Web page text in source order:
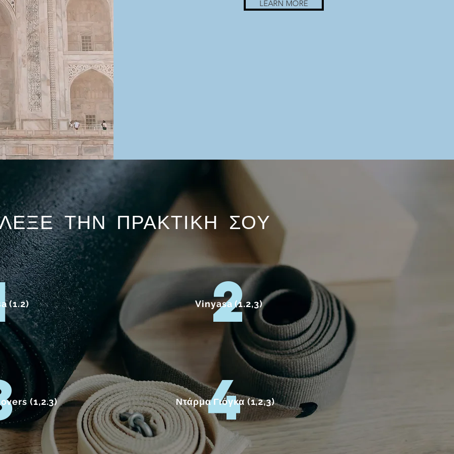
LEARN MORE
ΤΗΝ ΠΡΑΚΤΙΚΗ ΣΟΥ
(1.2)
(1,2.3)
2
Vinyasa (1.2,3)
4
Ντάρμα Γιόγκα (1,2,3)